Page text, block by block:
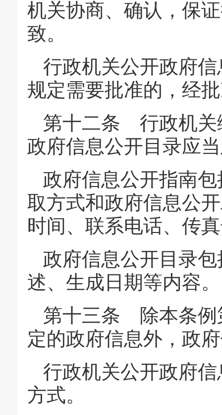
机关协商、确认，保
致。
行政机关公开政府
规定需要批准的，经
第十二条 行政机关
政府信息公开目录应
政府信息公开指南
取方式和政府信息公
时间、联系电话、传
政府信息公开目录
述、生成日期等内容。
第十三条 除本条例
定的政府信息外，政
行政机关公开政府
方式。